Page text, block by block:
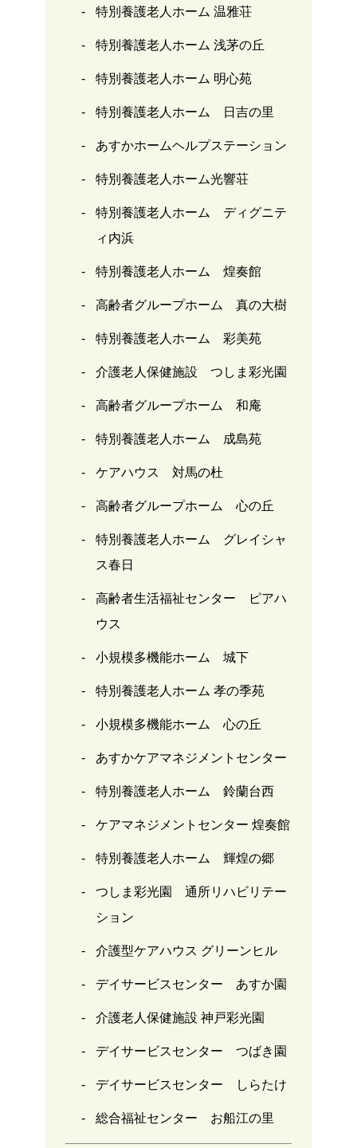
特別養護老人ホーム 温雅荘
特別養護老人ホーム 浅茅の丘
特別養護老人ホーム 明心苑
特別養護老人ホーム 日吉の里
あすかホームヘルプステーション
特別養護老人ホーム光響荘
特別養護老人ホーム ディグニテ
ィ内浜
特別養護老人ホーム 煌奏館
高齢者グループホーム 真の大樹
特別養護老人ホーム 彩美苑
介護老人保健施設 つしま彩光園
高齢者グループホーム 和庵
特別養護老人ホーム 成島苑
ケアハウス 対馬の杜
高齢者グループホーム 心の丘
特別養護老人ホーム グレイシャ
ス春日
高齢者生活福祉センター ピアハ
ウス
小規模多機能ホーム 城下
特別養護老人ホーム 孝の季苑
小規模多機能ホーム 心の丘
あすかケアマネジメントセンター
特別養護老人ホーム 鈴蘭台西
ケアマネジメントセンター 煌奏館
特別養護老人ホーム 輝煌の郷
つしま彩光園 通所リハビリテー
ション
介護型ケアハウス グリーンヒル
デイサービスセンター あすか園
介護老人保健施設 神戸彩光園
デイサービスセンター つばき園
デイサービスセンター しらたけ
総合福祉センター お船江の里